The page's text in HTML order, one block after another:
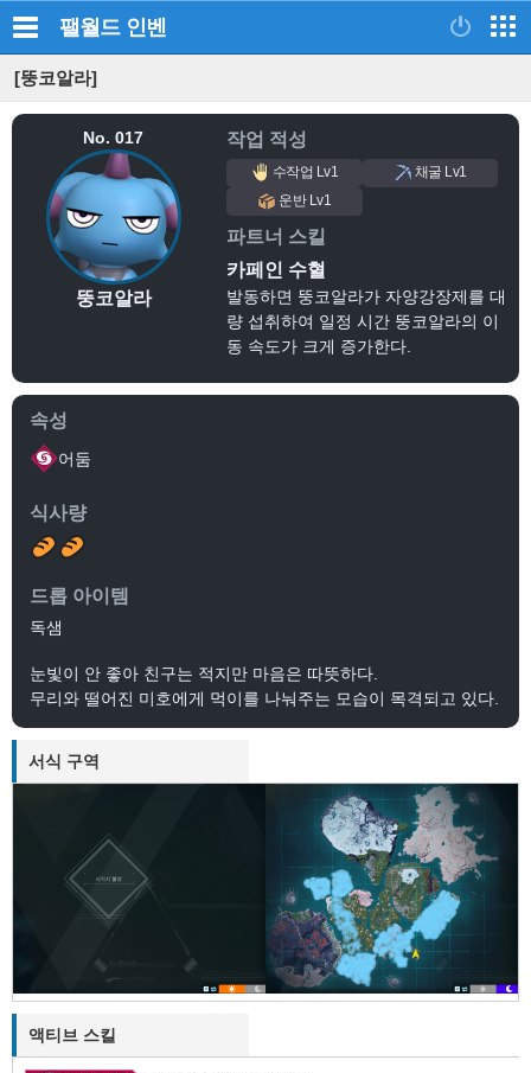
팰월드 인벤
[뚱코알라]
No. 017
뚱코알라
작업 적성
수작업 Lv1
채굴 Lv1
운반 Lv1
파트너 스킬
카페인 수혈
발동하면 뚱코알라가 자양강장제를 대
량 섭취하여 일정 시간 뚱코알라의 이
동 속도가 크게 증가한다.
속성
어둠
식사량
드롭 아이템
독샘
눈빛이 안 좋아 친구는 적지만 마음은 따뜻하다.
무리와 떨어진 미호에게 먹이를 나눠주는 모습이 목격되고 있다.
서식 구역
액티브 스킬